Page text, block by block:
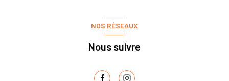
NOS RÉSEAUX
Nous suivre